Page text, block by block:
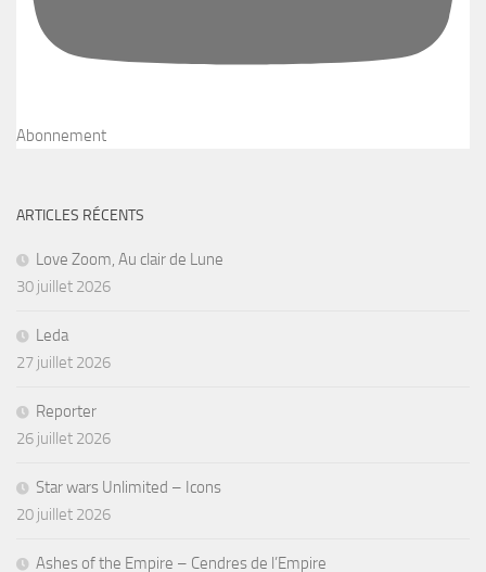
Abonnement
ARTICLES RÉCENTS
Love Zoom, Au clair de Lune
30 juillet 2026
Leda
27 juillet 2026
Reporter
26 juillet 2026
Star wars Unlimited – Icons
20 juillet 2026
Ashes of the Empire – Cendres de l’Empire